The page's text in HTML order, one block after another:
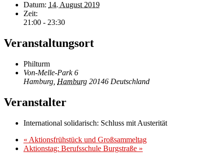
Datum: 14. August 2019
Zeit:
21:00 - 23:30
Veranstaltungsort
Philturm
Von-Melle-Park 6
Hamburg Hamburg 20146 Deutschland
Veranstalter
International solidarisch: Schluss mit Austerität
« Aktionsfrühstück und Großsammeltag
Aktionstag: Berufsschule Burgstraße »